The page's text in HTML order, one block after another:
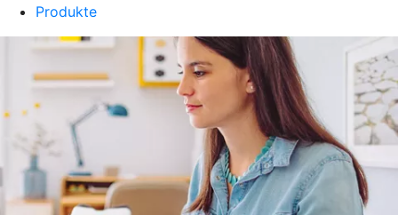
Produkte